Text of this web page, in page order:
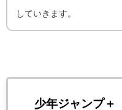
していきます。
少年ジャンプ＋